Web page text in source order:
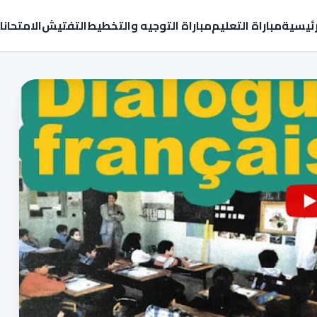
مباراة التعليممباراة التوجيه والتخطيطالتفتيش